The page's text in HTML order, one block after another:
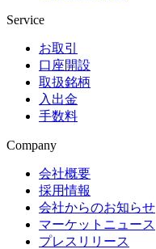
Service
お取引
口座開設
取扱銘柄
入出金
手数料
Company
会社概要
採用情報
会社からのお知らせ
マーケットニュース
プレスリリース